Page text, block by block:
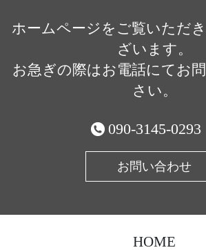
ホームページをご覧いただ
ざいます。
お急ぎの際はお電話にてお
さい。
090-3145-0293
お問い合わせ
HOME